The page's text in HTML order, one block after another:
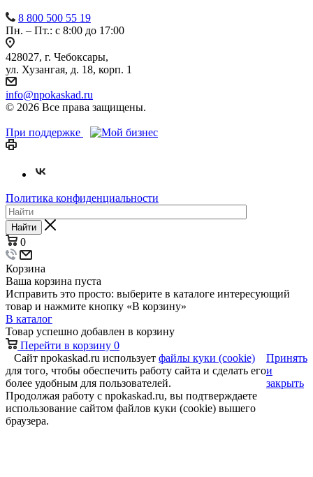
8 800 500 55 19
Пн. – Пт.: с 8:00 до 17:00
428027, г. Чебоксары,
ул. Хузангая, д. 18, корп. 1
info@npokaskad.ru
© 2026 Все права защищены.
При поддержке
Политика конфиденциальности
Найти
0
Корзина
Ваша корзина пуста
Исправить это просто: выберите в каталоге интересующий
товар и нажмите кнопку «В корзину»
В каталог
Товар успешно добавлен в корзину
Перейти в корзину 0
Сайт npokaskad.ru использует файлы куки (cookie)
для того, чтобы обеспечить работу сайта и сделать его
более удобным для пользователей.
Продолжая работу с npokaskad.ru, вы подтверждаете
использование сайтом файлов куки (cookie) вышего
браузера.
Принять
и
закрыть